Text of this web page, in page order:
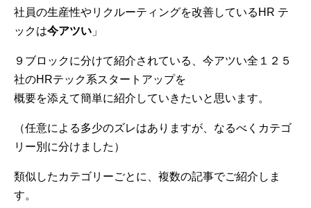
社員の生産性やリクルーティングを改善しているHR テ
ックは今アツい 」
９ブロックに分けて紹介されている、今アツい全１２５
社のHRテック系スタートアップを
概要を添えて簡単に紹介していきたいと思います。
（任意による多少のズレはありますが、なるべくカテゴ
リー別に分けました）
類似したカテゴリーごとに、複数の記事でご紹介しま
す。